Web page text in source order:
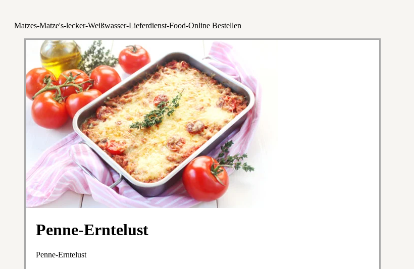
Matzes-Matze's-lecker-Weißwasser-Lieferdienst-Food-Online Bestellen
Penne-Erntelust
Penne-Erntelust